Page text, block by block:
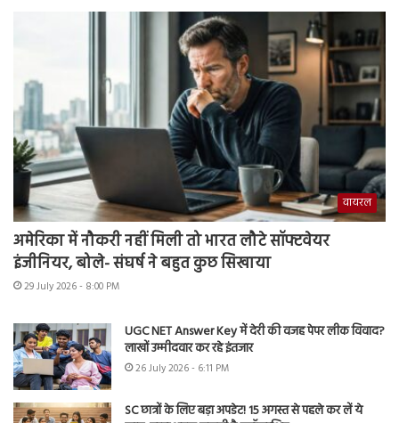
वायरल
अमेरिका में नौकरी नहीं मिली तो भारत लौटे सॉफ्टवेयर
इंजीनियर, बोले- संघर्ष ने बहुत कुछ सिखाया
29 July 2026 - 8:00 PM
UGC NET Answer Key में देरी की वजह पेपर लीक विवाद?
लाखों उम्मीदवार कर रहे इंतजार
26 July 2026 - 6:11 PM
SC छात्रों के लिए बड़ा अपडेट! 15 अगस्त से पहले कर लें ये